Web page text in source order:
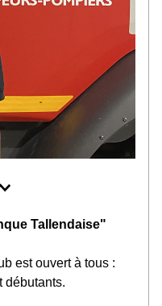
Tallendaise"
est ouvert à tous :
débutants.